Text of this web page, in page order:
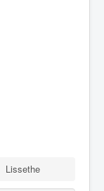
Lissethe